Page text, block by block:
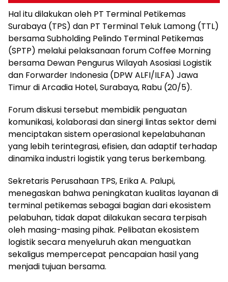
Hal itu dilakukan oleh PT Terminal Petikemas
Surabaya (TPS) dan PT Terminal Teluk Lamong (TTL)
bersama Subholding Pelindo Terminal Petikemas
(SPTP) melalui pelaksanaan forum Coffee Morning
bersama Dewan Pengurus Wilayah Asosiasi Logistik
dan Forwarder Indonesia (DPW ALFI/ILFA) Jawa
Timur di Arcadia Hotel, Surabaya, Rabu (20/5).
Forum diskusi tersebut membidik penguatan
komunikasi, kolaborasi dan sinergi lintas sektor demi
menciptakan sistem operasional kepelabuhanan
yang lebih terintegrasi, efisien, dan adaptif terhadap
dinamika industri logistik yang terus berkembang.
Sekretaris Perusahaan TPS, Erika A. Palupi,
menegaskan bahwa peningkatan kualitas layanan di
terminal petikemas sebagai bagian dari ekosistem
pelabuhan, tidak dapat dilakukan secara terpisah
oleh masing-masing pihak. Pelibatan ekosistem
logistik secara menyeluruh akan menguatkan
sekaligus mempercepat pencapaian hasil yang
menjadi tujuan bersama.